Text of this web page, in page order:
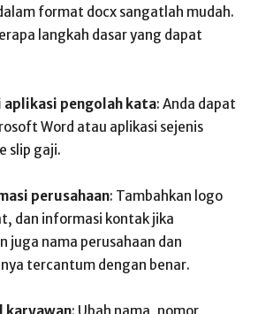
format docx sangatlah mudah.
langkah dasar yang dapat
aplikasi pengolah kata: Anda dapat
Word atau aplikasi sejenis
slip gaji.
perusahaan: Tambahkan logo
dan informasi kontak jika
juga nama perusahaan dan
tercantum dengan benar.